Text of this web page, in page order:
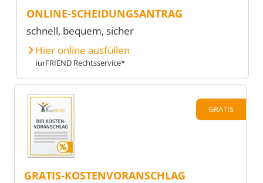
ONLINE-SCHEIDUNGSANTRAG
schnell, bequem, sicher
Hier online ausfüllen
iurFRIEND Rechtsservice*
GRATIS
GRATIS-KOSTENVORANSCHLAG